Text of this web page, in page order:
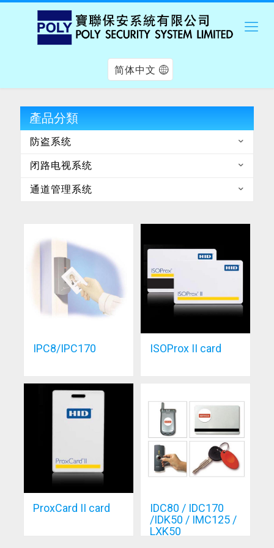
简体中文
產品分類
防盗系统
闭路电视系统
通道管理系统
IPC8/IPC170 ISOProx II card
ProxCard II card
IDC80 / IDC170
/IDK50 / IMC125 /
LXK50